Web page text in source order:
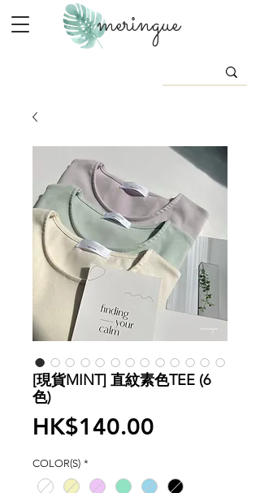
meringue
[現貨MINT] 直紋素色TEE (6
色)
HK$140.00
COLOR(S) *